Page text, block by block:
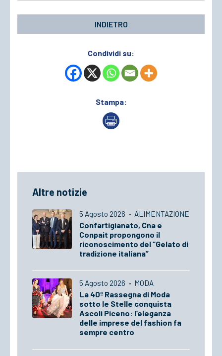
INDIETRO
Condividi su:
Stampa:
Altre notizie
5 Agosto 2026 · ALIMENTAZIONE
Confartigianato, Cna e
Conpait propongono il
riconoscimento del “Gelato di
tradizione italiana”
5 Agosto 2026 · MODA
La 40ª Rassegna di Moda
sotto le Stelle conquista
Ascoli Piceno: l’eleganza
delle imprese del fashion fa
sempre centro